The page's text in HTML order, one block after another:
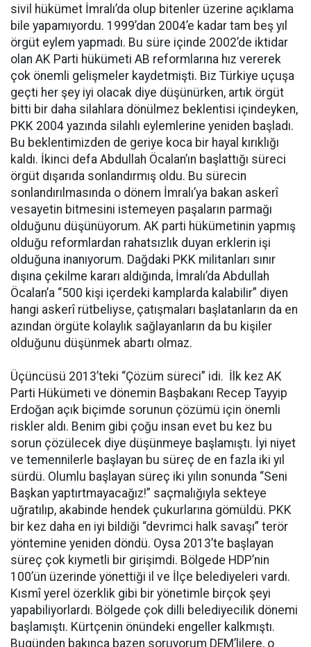
sivil hükümet İmralı’da olup bitenler üzerine açıklama
bile yapamıyordu. 1999’dan 2004’e kadar tam beş yıl
örgüt eylem yapmadı. Bu süre içinde 2002’de iktidar
olan AK Parti hükümeti AB reformlarına hız vererek
çok önemli gelişmeler kaydetmişti. Biz Türkiye uçuşa
geçti her şey iyi olacak diye düşünürken, artık örgüt
bitti bir daha silahlara dönülmez beklentisi içindeyken,
PKK 2004 yazında silahlı eylemlerine yeniden başladı.
Bu beklentimizden de geriye koca bir hayal kırıklığı
kaldı. İkinci defa Abdullah Öcalan’ın başlattığı süreci
örgüt dışarıda sonlandırmış oldu. Bu sürecin
sonlandırılmasında o dönem İmralı’ya bakan askerî
vesayetin bitmesini istemeyen paşaların parmağı
olduğunu düşünüyorum. AK parti hükümetinin yapmış
olduğu reformlardan rahatsızlık duyan erklerin işi
olduğuna inanıyorum. Dağdaki PKK militanları sınır
dışına çekilme kararı aldığında, İmralı’da Abdullah
Öcalan’a “500 kişi içerdeki kamplarda kalabilir” diyen
hangi askerî rütbeliyse, çatışmaları başlatanların da en
azından örgüte kolaylık sağlayanların da bu kişiler
olduğunu düşünmek abartı olmaz.
Üçüncüsü 2013’teki “Çözüm süreci” idi. İlk kez AK
Parti Hükümeti ve dönemin Başbakanı Recep Tayyip
Erdoğan açık biçimde sorunun çözümü için önemli
riskler aldı. Benim gibi çoğu insan evet bu kez bu
sorun çözülecek diye düşünmeye başlamıştı. İyi niyet
ve temennilerle başlayan bu süreç de en fazla iki yıl
sürdü. Olumlu başlayan süreç iki yılın sonunda “Seni
Başkan yaptırtmayacağız!” saçmalığıyla sekteye
uğratılıp, akabinde hendek çukurlarına gömüldü. PKK
bir kez daha en iyi bildiği “devrimci halk savaşı” terör
yöntemine yeniden döndü. Oysa 2013’te başlayan
süreç çok kıymetli bir girişimdi. Bölgede HDP’nin
100’ün üzerinde yönettiği il ve İlçe belediyeleri vardı.
Kısmî yerel özerklik gibi bir yönetimle birçok şeyi
yapabiliyorlardı. Bölgede çok dilli belediyecilik dönemi
başlamıştı. Kürtçenin önündeki engeller kalkmıştı.
Bugünden bakınca bazen soruyorum DEM’lilere, o